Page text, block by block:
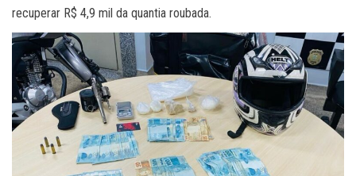
recuperar R$ 4,9 mil da quantia roubada.